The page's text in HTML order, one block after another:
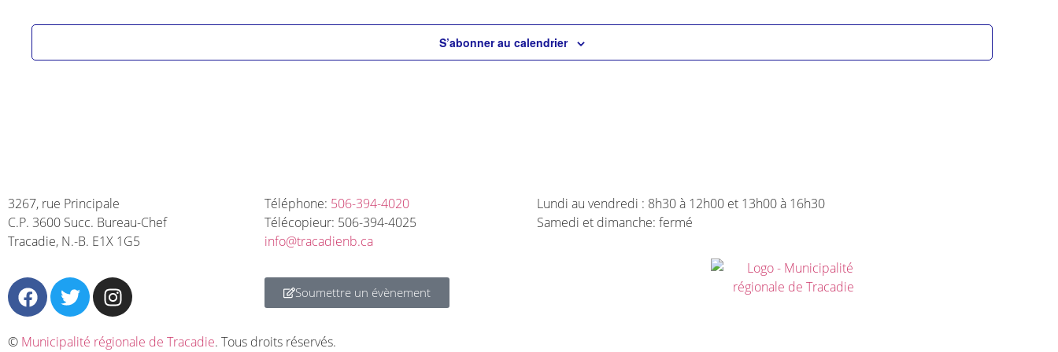
S’abonner au calendrier
3267, rue Principale
C.P. 3600 Succ. Bureau-Chef
Tracadie, N.-B. E1X 1G5
Téléphone: 506-394-4020
Télécopieur: 506-394-4025
info@tracadienb.ca
Soumettre un évènement
Lundi au vendredi : 8h30 à 12h00 et 13h00 à 16h30
Samedi et dimanche: fermé
© Municipalité régionale de Tracadie. Tous droits réservés.